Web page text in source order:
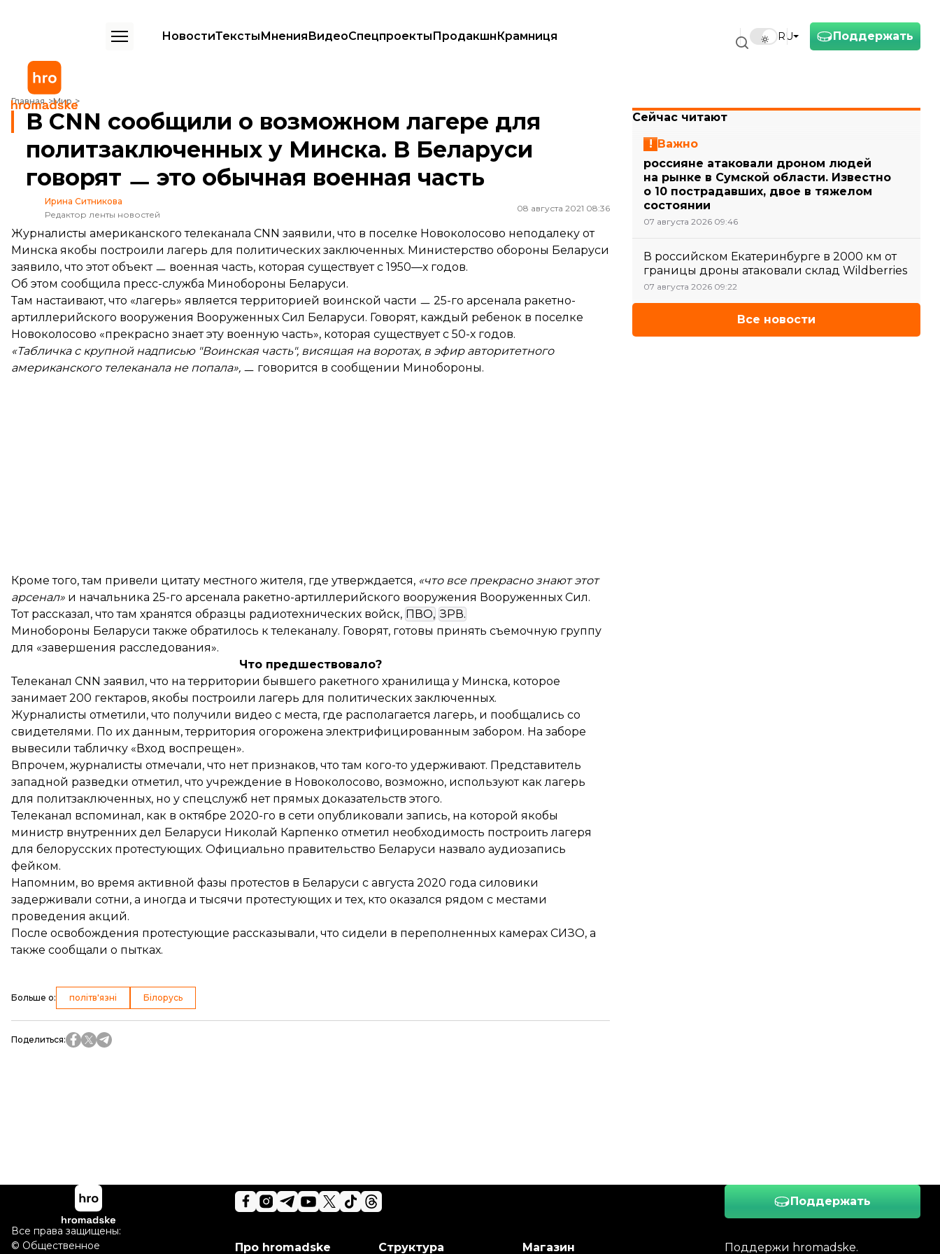
Поддержать
RU
НовостиТекстыМненияВидеоСпецпроектыПродакшнКрамниця
Главная Мир
В CNN сообщили о возможном лагере для политзаключенных у Минска. В Беларуси говорят ㅡ это обычная военная часть
В CNN сообщили о возможном лагере для
политзаключенных у Минска. В Беларуси
говорят ㅡ это обычная военная часть
Ирина Ситникова
Редактор ленты новостей
08 августа 2021 08:36
Журналисты американского телеканала CNN заявили, что в поселке Новоколосово неподалеку от
Минска якобы построили лагерь для политических заключенных. Министерство обороны Беларуси
заявило, что этот объект ㅡ военная часть, которая существует с 1950—х годов.
Об этом сообщила пресс-служба Минобороны Беларуси.
Там настаивают, что «лагерь» является территорией воинской части ㅡ 25-го арсенала ракетно-
артиллерийского вооружения Вооруженных Сил Беларуси. Говорят, каждый ребенок в поселке
Новоколосово «прекрасно знает эту военную часть», которая существует с 50-х годов.
«Табличка с крупной надписью "Воинская часть", висящая на воротах, в эфир авторитетного
американского телеканала не попала», ㅡ говорится в сообщении Минобороны.
Кроме того, там привели цитату местного жителя, где утверждается, «что все прекрасно знают этот
арсенал» и начальника 25-го арсенала ракетно-артиллерийского вооружения Вооруженных Сил.
Тот рассказал, что там хранятся образцы радиотехнических войск, ПВО, ЗРВ.
Минобороны Беларуси также обратилось к телеканалу. Говорят, готовы принять съемочную группу
для «завершения расследования».
Что предшествовало?
Телеканал CNN заявил, что на территории бывшего ракетного хранилища у Минска, которое
занимает 200 гектаров, якобы построили лагерь для политических заключенных.
Журналисты отметили, что получили видео с места, где располагается лагерь, и пообщались со
свидетелями. По их данным, территория огорожена электрифицированным забором. На заборе
вывесили табличку «Вход воспрещен».
Впрочем, журналисты отмечали, что нет признаков, что там кого-то удерживают. Представитель
западной разведки отметил, что учреждение в Новоколосово, возможно, используют как лагерь
для политзаключенных, но у спецслужб нет прямых доказательств этого.
Телеканал вспоминал, как в октябре 2020-го в сети опубликовали запись, на которой якобы
министр внутренних дел Беларуси Николай Карпенко отметил необходимость построить лагеря
для белорусских протестующих. Официально правительство Беларуси назвало аудиозапись
фейком.
Напомним, во время активной фазы протестов в Беларуси с августа 2020 года силовики
задерживали сотни, а иногда итысячи протестующих и тех, кто оказался рядом с местами
проведения акций.
После освобождения протестующие рассказывали, что сидели в переполненных камерах СИЗО, а
также сообщали о пытках.
Больше о: політв'язні Білорусь
Поделиться:
Сейчас читают
Важно
россияне атаковали дроном людей
на рынке в Сумской области. Известно
о 10 пострадавших, двое в тяжелом
состоянии
07 августа 2026 09:46
В российском Екатеринбурге в 2000 км от
границы дроны атаковали склад Wildberries
07 августа 2026 09:22
Все новости
Поддержать
Поддержи hromadske.
Про hromadske Структура Магазин
Все права защищены:
© Общественное